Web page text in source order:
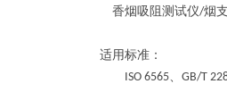
香烟吸阻测试仪/烟
适用标准：
ISO 6565、 GB/T